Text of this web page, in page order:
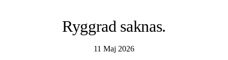
Ryggrad saknas.
11 Maj 2026